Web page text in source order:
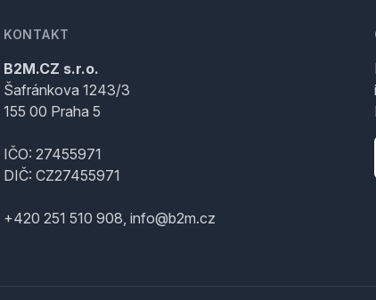
KONTAKT
B2M.CZ s.r.o.
Šafránkova 1243/3
155 00 Praha 5
IČO: 27455971
DIČ: CZ27455971
+420 251 510 908, info@b2m.cz